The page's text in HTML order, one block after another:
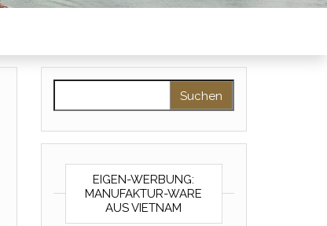
EIGEN-WERBUNG:
MANUFAKTUR-WARE
AUS VIETNAM